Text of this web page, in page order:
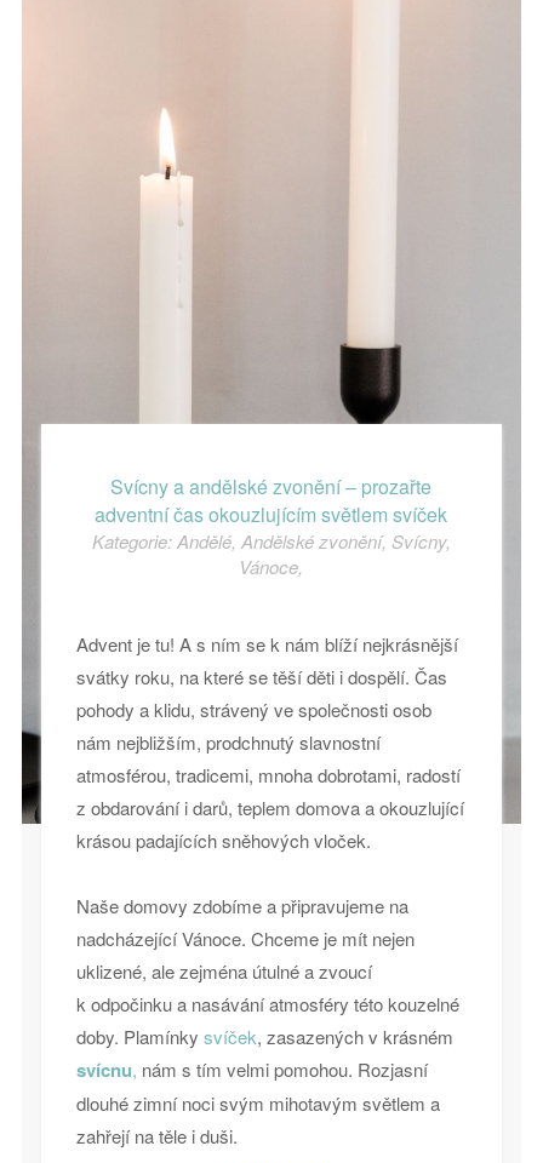
Svícny a andělské zvonění – prozařte
adventní čas okouzlujícím světlem svíček
Kategorie:Andělé, Andělské zvonění, Svícny,
Vánoce,
Advent je tu! A s ním se k nám blíží nejkrásnější
svátky roku, na které se těší děti i dospělí. Čas
pohody a klidu, strávený ve společnosti osob
nám nejbližším, prodchnutý slavnostní
atmosférou, tradicemi, mnoha dobrotami, radostí
z obdarování i darů, teplem domova a okouzlující
krásou padajících sněhových vloček.
Naše domovy zdobíme a připravujeme na
nadcházející Vánoce. Chceme je mít nejen
uklizené, ale zejména útulné a zvoucí
k odpočinku a nasávání atmosféry této kouzelné
doby. Plamínky svíček, zasazených v krásném
svícnu, nám s tím velmi pomohou. Rozjasní
dlouhé zimní noci svým mihotavým světlem a
zahřejí na těle i duši.